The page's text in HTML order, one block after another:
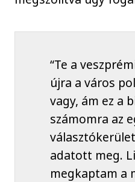
“Te a
újra a város
vagy, ám ez a
számomra az
adatott meg.
megkaptam a